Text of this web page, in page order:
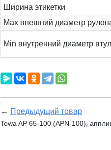
Ширина этикетки
Max внешний диаметр
Min внутренний диаметр
← Предыдущий товар
Towa AP 65-100 (APN-100),